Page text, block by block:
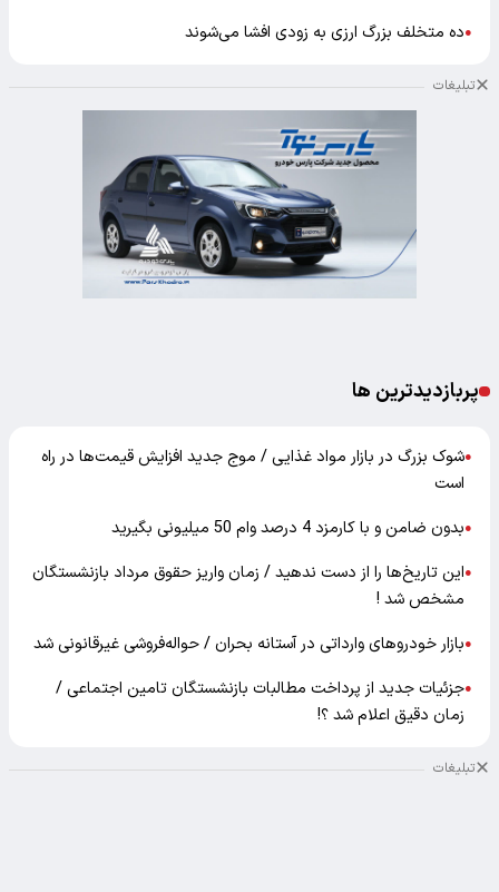
●ده متخلف بزرگ ارزی به زودی افشا می‌شوند
تبلیغات
پربازدیدترین ها
●شوک بزرگ در بازار مواد غذایی / موج جدید افزایش قیمت‌ها در راه
است
●بدون ضامن و با کارمزد 4 درصد وام 50 میلیونی بگیرید
●این تاریخ‌ها را از دست ندهید / زمان واریز حقوق مرداد بازنشستگان
مشخص شد !
●بازار خودرو‌های وارداتی در آستانه بحران / حواله‌فروشی غیرقانونی شد
●جزئیات جدید از پرداخت مطالبات بازنشستگان تامین اجتماعی /
زمان دقیق اعلام شد ؟!
تبلیغات